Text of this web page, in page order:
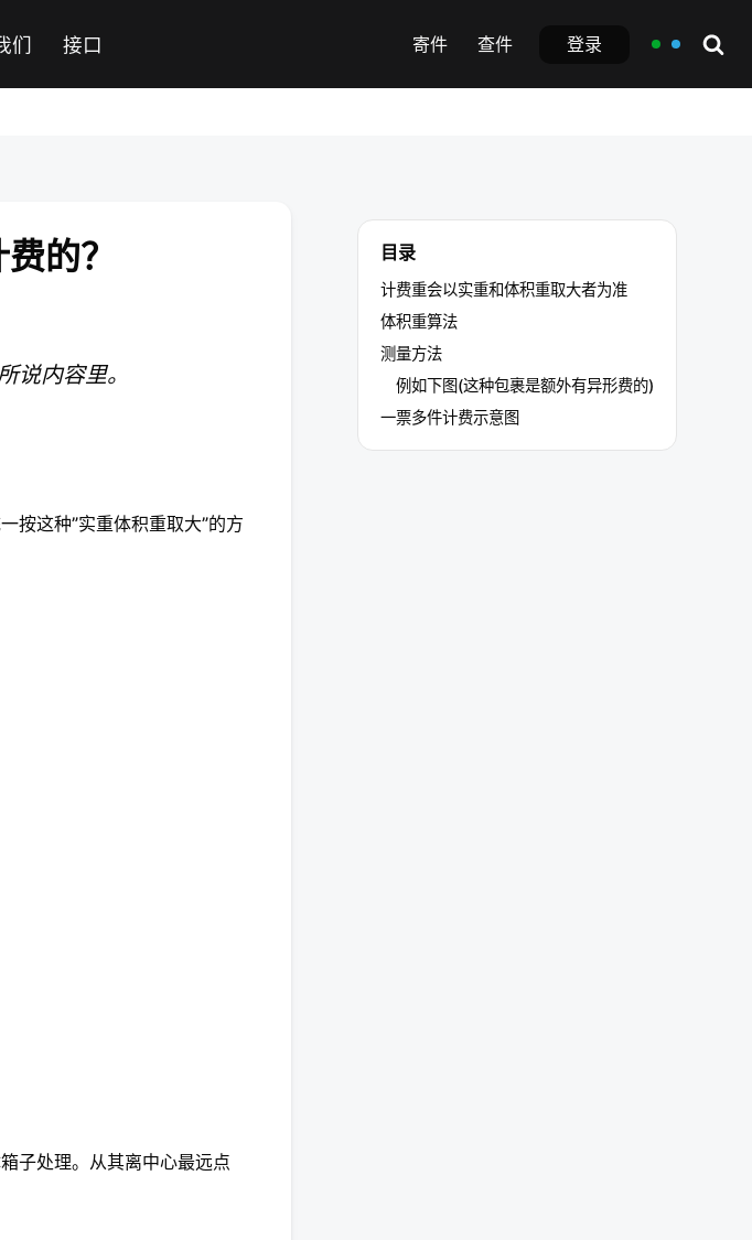
们 接口 寄件 查件 登录
的？
说内容里。
按这种”实重体积重取大”的方
子处理。从其离中心最远点
目录
计费重会以实重和体积重取大者为准
体积重算法
测量方法
例如下图(这种包裹是额外有异形费的)
一票多件计费示意图